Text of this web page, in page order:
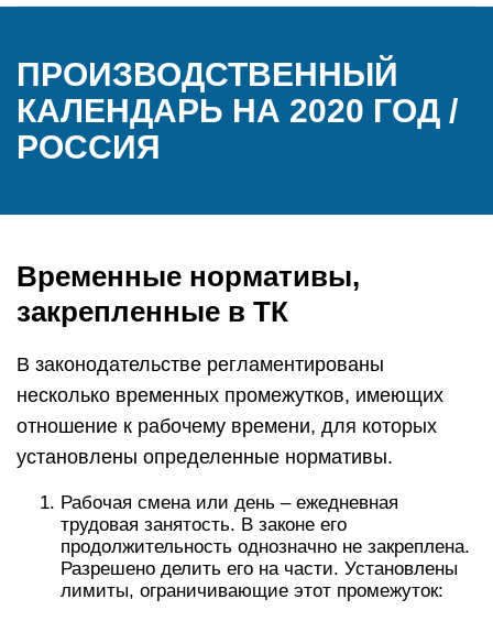
ПРОИЗВОДСТВЕННЫЙ
КАЛЕНДАРЬ НА 2020 ГОД /
РОССИЯ
Временные нормативы,
закрепленные в ТК
В законодательстве регламентированы
несколько временных промежутков, имеющих
отношение к рабочему времени, для которых
установлены определенные нормативы.
Рабочая смена или день – ежедневная
трудовая занятость. В законе его
продолжительность однозначно не закреплена.
Разрешено делить его на части. Установлены
лимиты, ограничивающие этот промежуток: